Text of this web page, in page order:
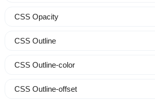
CSS Opacity
CSS Outline
CSS Outline-color
CSS Outline-offset